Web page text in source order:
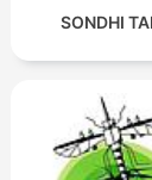
SONDHI